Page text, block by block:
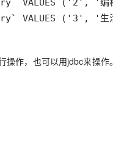
VALUES ('3', '生活
作，也可以用jdbc来操作。